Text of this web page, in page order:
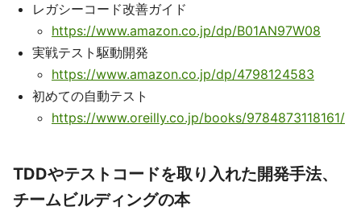
レガシーコード改善ガイド
https://www.amazon.co.jp/dp/B01AN97W08
実戦テスト駆動開発
https://www.amazon.co.jp/dp/4798124583
初めての自動テスト
https://www.oreilly.co.jp/books/9784873118161/
TDDやテストコードを取り入れた開発手法、
チームビルディングの本